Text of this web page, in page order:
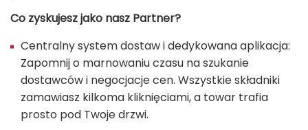
Co zyskujesz jako nasz Partner?
Centralny system dostaw i dedykowana aplikacja:
Zapomnij o marnowaniu czasu na szukanie
dostawców i negocjacje cen. Wszystkie składniki
zamawiasz kilkoma kliknięciami, a towar trafia
prosto pod Twoje drzwi.